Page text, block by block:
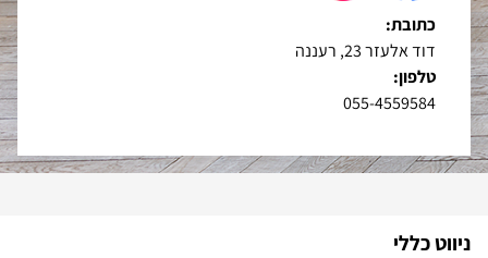
כתובת:
דוד אלעזר 23, רעננה
טלפון:
055-4559584
ניווט כללי